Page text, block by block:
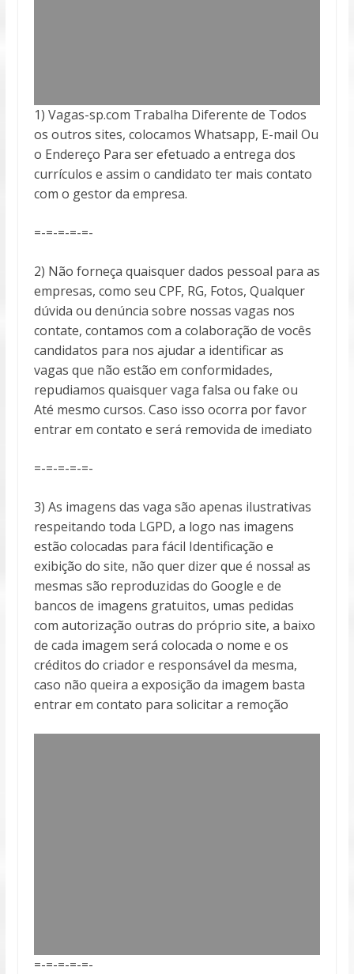
1) Vagas-sp.com Trabalha Diferente de Todos
os outros sites, colocamos Whatsapp, E-mail Ou
o Endereço Para ser efetuado a entrega dos
currículos e assim o candidato ter mais contato
com o gestor da empresa.
=-=-=-=-=-
2) Não forneça quaisquer dados pessoal para as
empresas, como seu CPF, RG, Fotos, Qualquer
dúvida ou denúncia sobre nossas vagas nos
contate, contamos com a colaboração de vocês
candidatos para nos ajudar a identificar as
vagas que não estão em conformidades,
repudiamos quaisquer vaga falsa ou fake ou
Até mesmo cursos. Caso isso ocorra por favor
entrar em contato e será removida de imediato
=-=-=-=-=-
3) As imagens das vaga são apenas ilustrativas
respeitando toda LGPD, a logo nas imagens
estão colocadas para fácil Identificação e
exibição do site, não quer dizer que é nossa! as
mesmas são reproduzidas do Google e de
bancos de imagens gratuitos, umas pedidas
com autorização outras do próprio site, a baixo
de cada imagem será colocada o nome e os
créditos do criador e responsável da mesma,
caso não queira a exposição da imagem basta
entrar em contato para solicitar a remoção
=-=-=-=-=-